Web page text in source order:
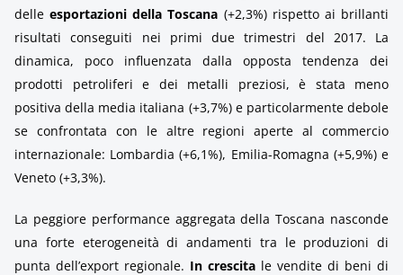
delleesportazioni della Toscana (+2,3%) rispetto ai brillanti
risultati conseguiti nei primi due trimestri del 2017. La
dinamica, poco influenzata dalla opposta tendenza dei
prodotti petroliferi e dei metalli preziosi, è stata meno
positiva della media italiana (+3,7%) e particolarmente debole
se confrontata con le altre regioni aperte al commercio
internazionale: Lombardia (+6,1%), Emilia-Romagna (+5,9%) e
Veneto (+3,3%).
La peggiore performance aggregata della Toscana nasconde
una forte eterogeneità di andamenti tra le produzioni di
punta dell’export regionale. In crescita le vendite di beni di